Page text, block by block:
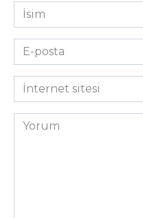
İsim
*
E-
posta
*İnternet
sitesi
Yorum